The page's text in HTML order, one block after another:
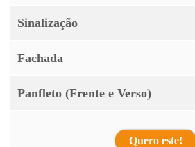
Sinalização
Fachada
Panfleto (Frente e Verso)
Quero este!